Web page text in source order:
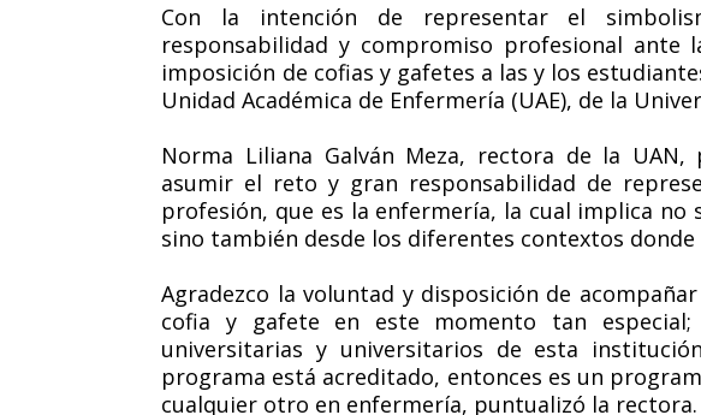
Con la intención de representar el
responsabilidad y compromiso profesional ante
imposición de cofias y gafetes a las y los
Unidad Académica de Enfermería (UAE), de la
Norma Liliana Galván Meza, rectora de la
asumir el reto y gran responsabilidad de
profesión, que es la enfermería, la cual implica no
sino también desde los diferentes contextos donde
Agradezco la voluntad y disposición de
cofia y gafete en este momento tan
universitarias y universitarios de esta
programa está acreditado, entonces es un
cualquier otro en enfermería, puntualizó la rectora.